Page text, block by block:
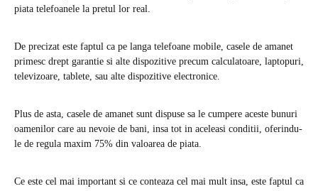
piata telefoanele la pretul lor real.
De precizat este faptul ca pe langa telefoane mobile, casele de amanet
primesc drept garantie si alte dispozitive precum calculatoare, laptopuri,
televizoare, tablete, sau alte dispozitive electronice.
Plus de asta, casele de amanet sunt dispuse sa le cumpere aceste bunuri
oamenilor care au nevoie de bani, insa tot in aceleasi conditii, oferindu-
le de regula maxim 75% din valoarea de piata.
Ce este cel mai important si ce conteaza cel mai mult insa, este faptul ca